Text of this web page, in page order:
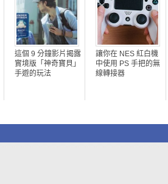
這個 9 分鐘影片揭露
實境版「神奇寶貝」
手遊的玩法
讓你在 NES 紅白機
中使用 PS 手把的無
線轉接器